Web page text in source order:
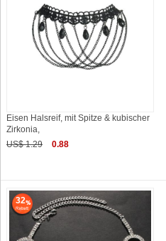
Eisen Halsreif, mit Spitze & kubischer
Zirkonia,
US$ 1.29
0.88
32